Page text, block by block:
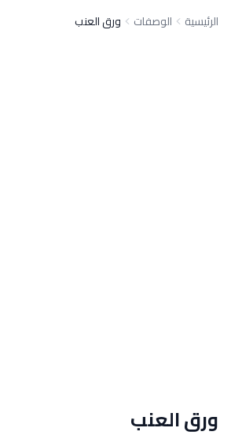
الرئيسية الوصفات ورق العنب
ورق العنب